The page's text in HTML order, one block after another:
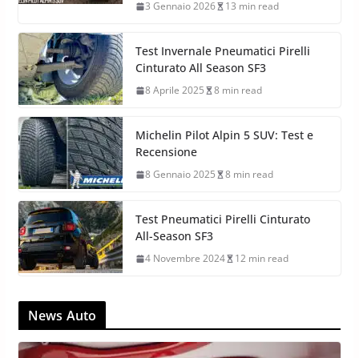
3 Gennaio 2026 13 min read
Test Invernale Pneumatici Pirelli
Cinturato All Season SF3
8 Aprile 2025 8 min read
Michelin Pilot Alpin 5 SUV: Test e
Recensione
8 Gennaio 2025 8 min read
Test Pneumatici Pirelli Cinturato
All-Season SF3
4 Novembre 2024 12 min read
News Auto